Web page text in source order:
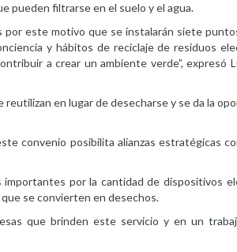
pueden filtrarse en el suelo y el agua.
por este motivo que se instalarán siete
y hábitos de reciclaje de residuos
a crear un ambiente verde”, expresó
en lugar de desecharse y se da la
convenio posibilita alianzas estratégicas
importantes por la cantidad de dispositivos
se convierten en desechos.
que brinden este servicio y en un